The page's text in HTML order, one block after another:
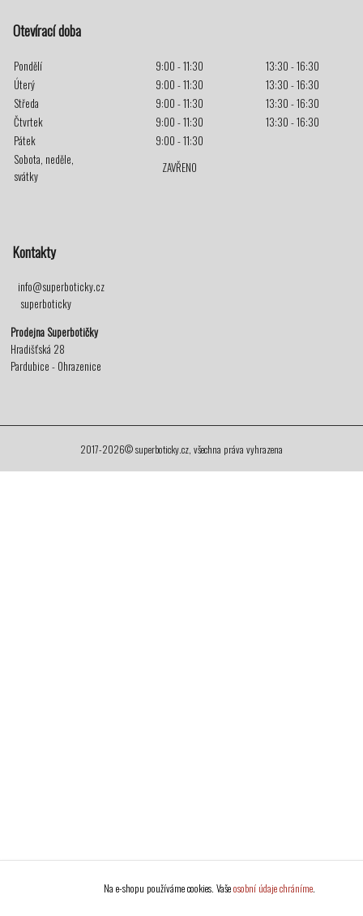
Otevírací doba
Pondělí 9:00 - 11:30
13:30 - 16:30
Úterý
9:00 - 11:30
13:30 - 16:30
Středa
9:00 - 11:30
13:30 - 16:30
Čtvrtek
9:00 - 11:30
13:30 - 16:30
Pátek
9:00 - 11:30
Sobota, neděle,
svátky
ZAVŘENO
Kontakty
info@superboticky.cz
superboticky
Prodejna Superbotičky
Hradišťská 28
Pardubice - Ohrazenice
2017-2026© superboticky.cz, všechna práva vyhrazena
Na e-shopu používáme cookies. Vašeosobní údaje chráníme.